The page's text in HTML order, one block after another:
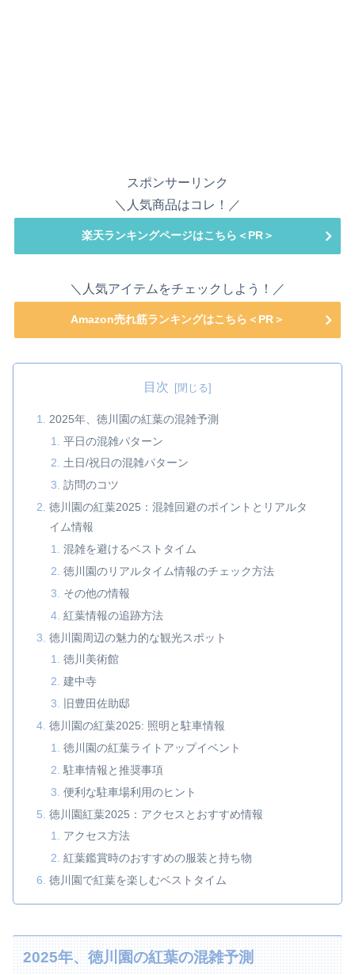
スポンサーリンク
＼人気商品はコレ！／
楽天ランキングページはこちら＜PR＞
＼人気アイテムをチェックしよう！／
Amazon売れ筋ランキングはこちら＜PR＞
目次
2025年、徳川園の紅葉の混雑予測
平日の混雑パターン
土日/祝日の混雑パターン
訪問のコツ
徳川園の紅葉2025：混雑回避のポイントとリアルタ
イム情報
混雑を避けるベストタイム
徳川園のリアルタイム情報のチェック方法
その他の情報
紅葉情報の追跡方法
徳川園周辺の魅力的な観光スポット
徳川美術館
建中寺
旧豊田佐助邸
徳川園の紅葉2025: 照明と駐車情報
徳川園の紅葉ライトアップイベント
駐車情報と推奨事項
便利な駐車場利用のヒント
徳川園紅葉2025：アクセスとおすすめ情報
アクセス方法
紅葉鑑賞時のおすすめの服装と持ち物
徳川園で紅葉を楽しむベストタイム
2025年、徳川園の紅葉の混雑予測